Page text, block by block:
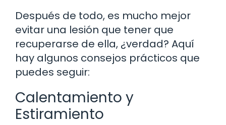
Después de todo, es mucho mejor
evitar una lesión que tener que
recuperarse de ella, ¿verdad? Aquí
hay algunos consejos prácticos que
puedes seguir:
Calentamiento y
Estiramiento